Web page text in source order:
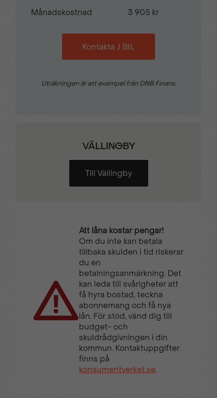
Månadskostnad
3 905 kr
Kontakta J BIL
Uträkningen är ett exempel från DNB Finans.
VÄLLINGBY
Till Vällingby
Att låna kostar pengar!
Om du inte kan betala
tillbaka skulden i tid riskerar
du en
betalningsanmärkning. Det
kan leda till svårigheter att
få hyra bostad, teckna
abonnemang och få nya
lån. För stöd, vänd dig till
budget- och
skuldrådgivningen i din
kommun. Kontaktuppgifter
finns på
konsumentverket.se.